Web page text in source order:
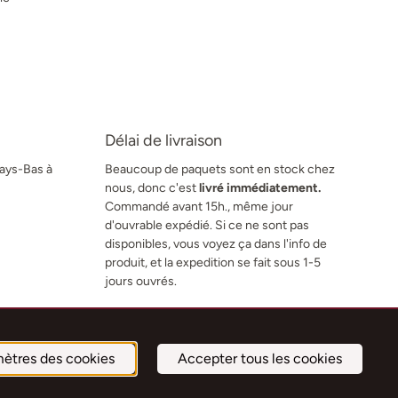
Bas à
Délai de livraison
Beaucoup de paquets sont en stock chez
nous, donc c'estlivré immédiatement.
Commandé avant 15h., même jour
d'ouvrable expédié. Si ce ne sont pas
disponibles, vous voyez ça dans l'info de
produit, et la expedition se fait sous 1-5
jours ouvrés.
des cookies Accepter tous les cookies